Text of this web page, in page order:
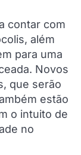
contar com
além
para uma
Novos
que serão
estão
o intuito de
no